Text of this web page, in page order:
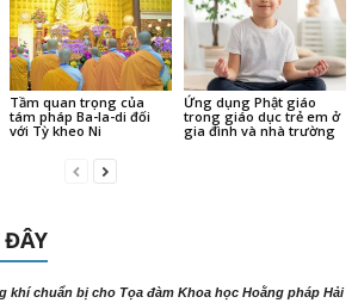
Tầm quan trọng của
tám pháp Ba-la-di đối
với Tỳ kheo Ni
Ứng dụng Phật giáo
trong giáo dục trẻ em ở
gia đình và nhà trường
ĐÂY
khí chuẩn bị cho Tọa đàm Khoa học Hoằng pháp Hải